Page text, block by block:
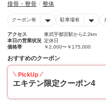
接骨・整骨 整体
クーポン有 駐車場有
アクセス
東武宇都宮駅から2.2km
本日の営業状況 定休日
価格帯
￥2,000〜￥175,000
おすすめのクーポン
PickUp
エキテン限定クーポン4